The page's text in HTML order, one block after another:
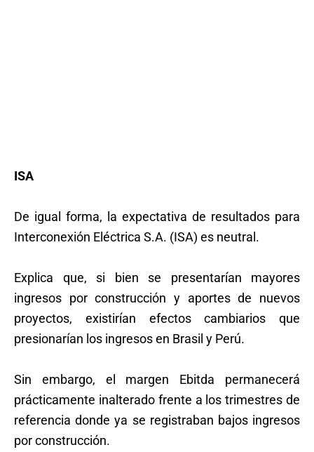
ISA
De igual forma, la expectativa de resultados para
Interconexión Eléctrica S.A. (ISA) es neutral.
Explica que, si bien se presentarían mayores
ingresos por construcción y aportes de nuevos
proyectos, existirían efectos cambiarios que
presionarían los ingresos en Brasil y Perú.
Sin embargo, el margen Ebitda permanecerá
prácticamente inalterado frente a los trimestres de
referencia donde ya se registraban bajos ingresos
por construcción.